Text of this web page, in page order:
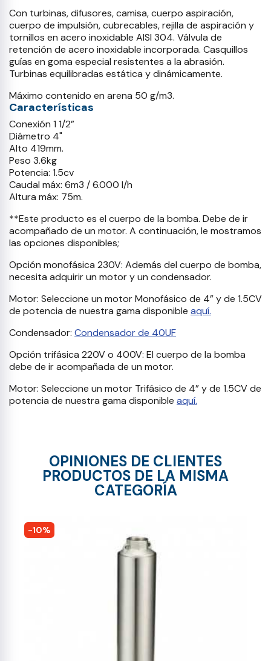
Con turbinas, difusores, camisa, cuerpo aspiración,
cuerpo de impulsión, cubrecables, rejilla de aspiración y
tornillos en acero inoxidable AISI 304. Válvula de
retención de acero inoxidable incorporada. Casquillos
guías en goma especial resistentes a la abrasión.
Turbinas equilibradas estática y dinámicamente.
Máximo contenido en arena 50 g/m3.
Características
Conexión 1 1/2”
Diámetro 4"
Alto 419mm.
Peso 3.6kg
Potencia: 1.5cv
Caudal máx: 6m3 / 6.000 l/h
Altura máx: 75m.
**Este producto es el cuerpo de la bomba. Debe de ir
acompañado de un motor. A continuación, le mostramos
las opciones disponibles;
Opción monofásica 230V: Además del cuerpo de bomba,
necesita adquirir un motor y un condensador.
Motor: Seleccione un motor Monofásico de 4” y de 1.5CV
de potencia de nuestra gama disponible aquí.
Condensador: Condensador de 40UF
Opción trifásica 220V o 400V: El cuerpo de la bomba
debe de ir acompañada de un motor.
Motor: Seleccione un motor Trifásico de 4” y de 1.5CV de
potencia de nuestra gama disponible aquí.
OPINIONES DE CLIENTES
PRODUCTOS DE LA MISMA
CATEGORÍA
-10%